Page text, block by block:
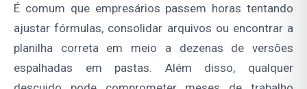
É comum que empresários passem horas tentando
ajustar fórmulas, consolidar arquivos ou encontrar a
planilha correta em meio a dezenas de versões
espalhadas em pastas. Além disso, qualquer